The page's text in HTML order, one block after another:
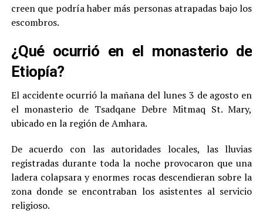
creen que podría haber más personas atrapadas bajo los
escombros.
¿Qué ocurrió en el monasterio de
Etiopía?
El accidente ocurrió la mañana del lunes 3 de agosto en
el monasterio de Tsadqane Debre Mitmaq St. Mary,
ubicado en la región de Amhara.
De acuerdo con las autoridades locales, las lluvias
registradas durante toda la noche provocaron que una
ladera colapsara y enormes rocas descendieran sobre la
zona donde se encontraban los asistentes al servicio
religioso.